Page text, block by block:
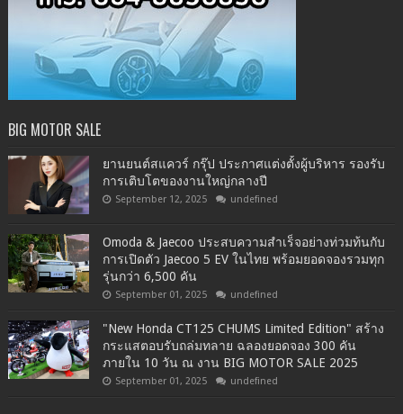
BIG MOTOR SALE
ยานยนต์สแควร์ กรุ๊ป ประกาศแต่งตั้งผู้บริหาร รองรับ
การเติบโตของงานใหญ่กลางปี
September 12, 2025 undefined
Omoda & Jaecoo ประสบความสำเร็จอย่างท่วมท้นกับ
การเปิดตัว Jaecoo 5 EV ในไทย พร้อมยอดจองรวมทุก
รุ่นกว่า 6,500 คัน
September 01, 2025 undefined
"New Honda CT125 CHUMS Limited Edition" สร้าง
กระแสตอบรับถล่มทลาย ฉลองยอดจอง 300 คัน
ภายใน 10 วัน ณ งาน BIG MOTOR SALE 2025
September 01, 2025 undefined